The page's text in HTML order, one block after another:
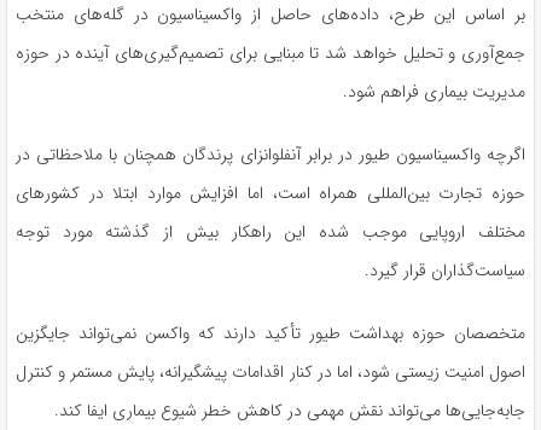
بر اساس این طرح، داده‌های حاصل از واکسیناسیون در گله‌های منتخب
جمع‌آوری و تحلیل خواهد شد تا مبنایی برای تصمیم‌گیری‌های آینده در حوزه
مدیریت بیماری فراهم شود.
اگرچه واکسیناسیون طیور در برابر آنفلوانزای پرندگان همچنان با ملاحظاتی در
حوزه تجارت بین‌المللی همراه است، اما افزایش موارد ابتلا در کشورهای
مختلف اروپایی موجب شده این راهکار بیش از گذشته مورد توجه
سیاست‌گذاران قرار گیرد.
متخصصان حوزه بهداشت طیور تأکید دارند که واکسن نمی‌تواند جایگزین
اصول امنیت زیستی شود، اما در کنار اقدامات پیشگیرانه، پایش مستمر و کنترل
جابه‌جایی‌ها می‌تواند نقش مهمی در کاهش خطر شیوع بیماری ایفا کند.